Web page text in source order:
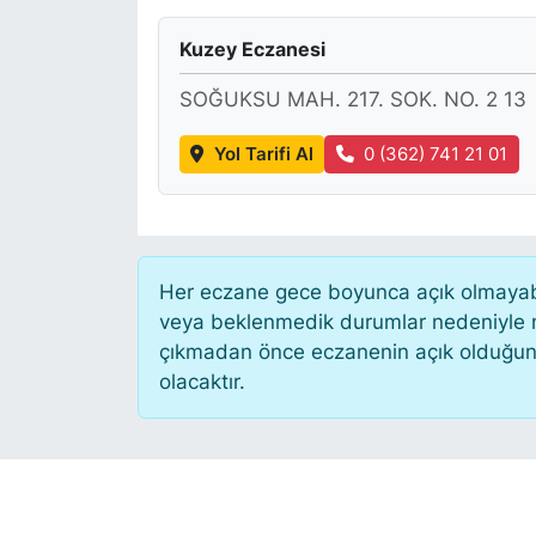
Kuzey Eczanesi
SOĞUKSU MAH. 217. SOK. NO. 2 13
Yol Tarifi Al 0 (362) 741 21 01
Her eczane gece boyunca açık
veya beklenmedik durumlar
çıkmadan önce eczanenin açık
olacaktır.
KÖŞE YAZILARI
KÖŞE YAZILARI (Arşiv)
KÜLTÜR SANAT
RÖPORTAJ
SARIYER HABERLERİ